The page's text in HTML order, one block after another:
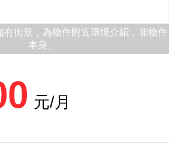
有街景，為物件附近環境介紹，非物件
本身。
元/月